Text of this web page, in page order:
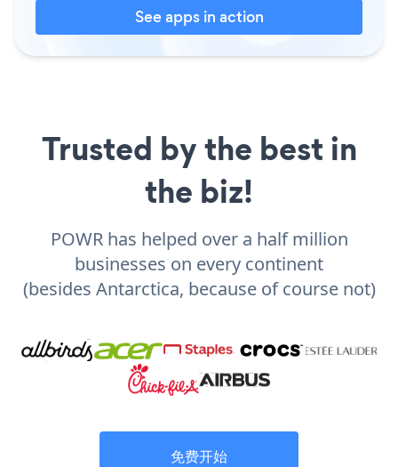
See apps in action
Trusted by the best in
the biz!
POWR has helped over a half million
businesses on every continent
(besides Antarctica, because of course not)
免费开始